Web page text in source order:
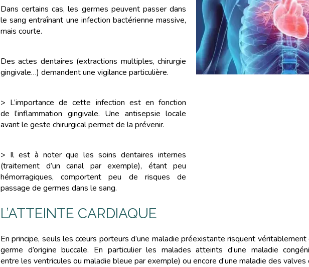
Dans certains cas, les germes peuvent passer dans
le sang entraînant une infection bactérienne massive,
mais courte.
Des actes dentaires (extractions multiples, chirurgie
gingivale…) demandent une vigilance particulière.
> L’importance de cette infection est en fonction
de l’inflammation gingivale. Une antisepsie locale
avant le geste chirurgical permet de la prévenir.
> Il est à noter que les soins dentaires internes
(traitement d’un canal par exemple), étant peu
hémorragiques, comportent peu de risques de
passage de germes dans le sang.
L’ATTEINTE CARDIAQUE
En principe, seuls les cœurs porteurs d’une maladie préexistante risquent véritablement
germe d’origine buccale. En particulier les malades atteints d’une maladie
entre les ventricules ou maladie bleue par exemple) ou encore d’une maladie des